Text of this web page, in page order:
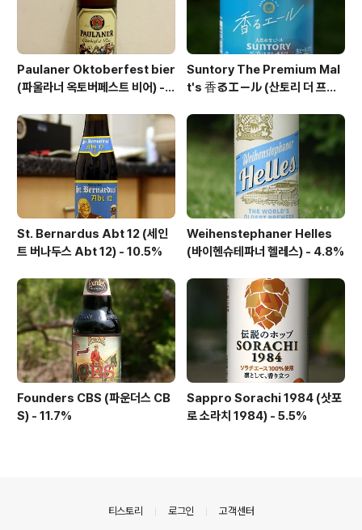
Paulaner Oktoberfest bier
(파울라너 옥토버페스트 비어) -
Suntory The Premium Mal
t's 香るエール (산토리 더 프리
St. Bernardus Abt 12 (세인
트 버나두스 Abt 12) - 10.5%
Weihenstephaner Helles
(바이헨슈테파너 헬레스) - 4.8%
Founders CBS (파운더스 CB
S) - 11.7%
Sappro Sorachi 1984 (삿포
로 소라치 1984) - 5.5%
티스토리 로그인 고객센터